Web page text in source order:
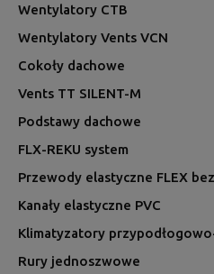
Wentylatory CTB
Wentylatory Vents VCN
Cokoły dachowe
Vents TT SILENT-M
Podstawy dachowe
FLX-REKU system
Przewody elastyczne FLEX
Kanały elastyczne PVC
Klimatyzatory
Rury jednoszwowe